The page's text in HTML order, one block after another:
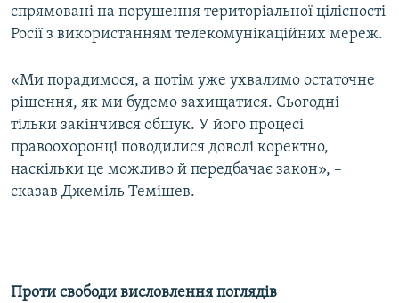
спрямовані на порушення територіальної цілісності
Росії з використанням телекомунікаційних мереж.
«Ми порадимося, а потім уже ухвалимо остаточне
рішення, як ми будемо захищатися. Сьогодні
тільки закінчився обшук. У його процесі
правоохоронці поводилися доволі коректно,
наскільки це можливо й передбачає закон», –
сказав Джеміль Темішев.
Проти свободи висловлення поглядів